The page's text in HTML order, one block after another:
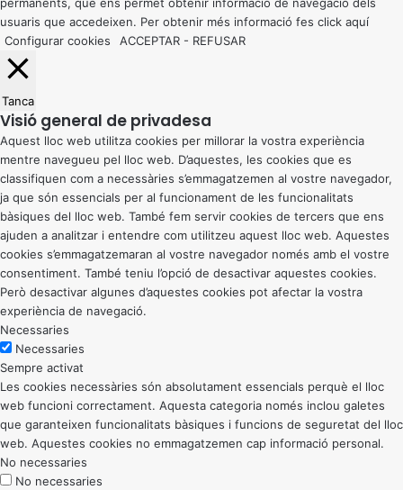
usuaris que accedeixen. Per obtenir més informació fes click aquí
Configurar cookies
ACCEPTAR - REFUSAR
Tanca
Visió general de privadesa
Aquest lloc web utilitza cookies per millorar la vostra experiència
mentre navegueu pel lloc web. D’aquestes, les cookies que es
classifiquen com a necessàries s’emmagatzemen al vostre navegador,
ja que són essencials per al funcionament de les funcionalitats
bàsiques del lloc web. També fem servir cookies de tercers que ens
ajuden a analitzar i entendre com utilitzeu aquest lloc web. Aquestes
cookies s’emmagatzemaran al vostre navegador només amb el vostre
consentiment. També teniu l’opció de desactivar aquestes cookies.
Però desactivar algunes d’aquestes cookies pot afectar la vostra
experiència de navegació.
Necessaries
Necessaries
Sempre activat
Les cookies necessàries són absolutament essencials perquè el lloc
web funcioni correctament. Aquesta categoria només inclou galetes
que garanteixen funcionalitats bàsiques i funcions de seguretat del lloc
web. Aquestes cookies no emmagatzemen cap informació personal.
No necessaries
No necessaries